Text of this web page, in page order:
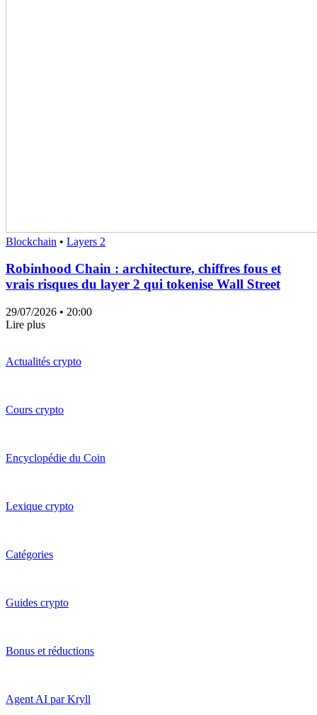
Blockchain • Layers 2
Robinhood Chain : architecture, chiffres fous et
vrais risques du layer 2 qui tokenise Wall Street
29/07/2026 • 20:00
Lire plus
Actualités crypto
Cours crypto
Encyclopédie du Coin
Lexique crypto
Catégories
Guides crypto
Bonus et réductions
Agent AI par Kryll